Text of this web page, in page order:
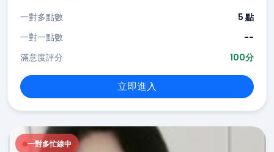
一對多點數
5 點
一對一點數
--
滿意度評分
100分
立即進入
一對多忙線中